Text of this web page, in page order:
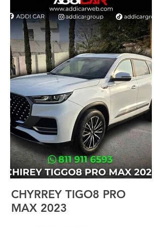
CHYRREY TIGO8 PRO
MAX 2023